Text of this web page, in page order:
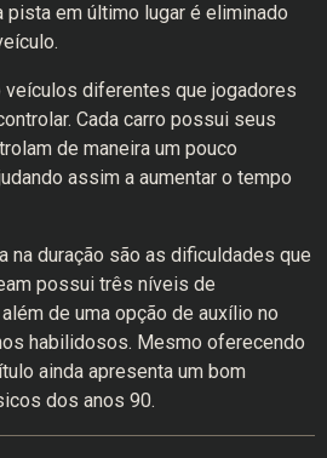
pista em último lugar é eliminado
diferentes que jogadores
Cada carro possui seus
de maneira um pouco
assim a aumentar o tempo
na duração são as dificuldades que
possui três níveis de
de uma opção de auxílio no
habilidosos. Mesmo oferecendo
ainda apresenta um bom
dos anos 90.